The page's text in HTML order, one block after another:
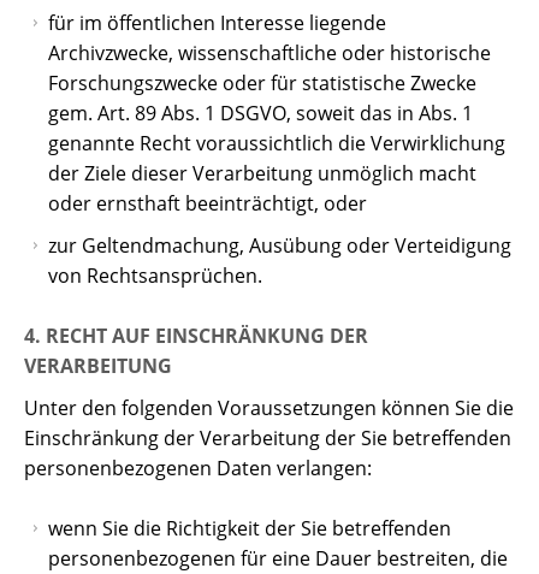
für im öffentlichen Interesse liegende
Archivzwecke, wissenschaftliche oder historische
Forschungszwecke oder für statistische Zwecke
gem. Art. 89 Abs. 1 DSGVO, soweit das in Abs. 1
genannte Recht voraussichtlich die Verwirklichung
der Ziele dieser Verarbeitung unmöglich macht
oder ernsthaft beeinträchtigt, oder
zur Geltendmachung, Ausübung oder Verteidigung
von Rechtsansprüchen.
4. RECHT AUF EINSCHRÄNKUNG DER
VERARBEITUNG
Unter den folgenden Voraussetzungen können Sie die
Einschränkung der Verarbeitung der Sie betreffenden
personenbezogenen Daten verlangen:
wenn Sie die Richtigkeit der Sie betreffenden
personenbezogenen für eine Dauer bestreiten, die